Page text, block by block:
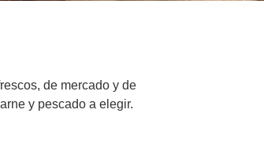
de mercado y de
y pescado a elegir.